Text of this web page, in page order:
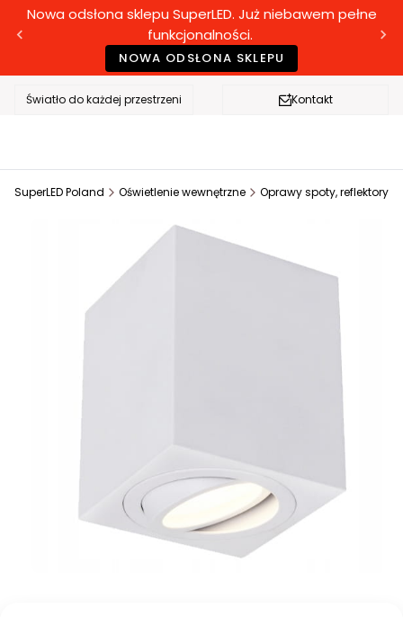
Nowa odsłona sklepu SuperLED. Już niebawem pełne
funkcjonalności.
NOWA ODSŁONA SKLEPU
Światło do każdej przestrzeni Kontakt
SuperLED Poland Oświetlenie wewnętrzne Oprawy spoty, reflektory